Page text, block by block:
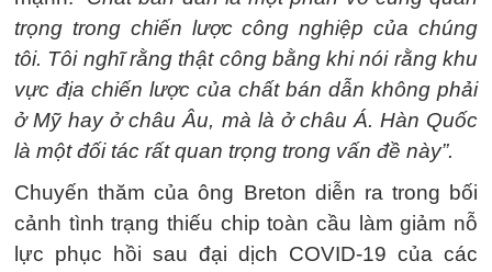
trọng trong chiến lược công nghiệp của chúng
tôi. Tôi nghĩ rằng thật công bằng khi nói rằng khu
vực địa chiến lược của chất bán dẫn không phải
ở Mỹ hay ở châu Âu, mà là ở châu Á. Hàn Quốc
là một đối tác rất quan trọng trong vấn đề này”.
Chuyến thăm của ông Breton diễn ra trong bối
cảnh tình trạng thiếu chip toàn cầu làm giảm nỗ
lực phục hồi sau đại dịch COVID-19 của các